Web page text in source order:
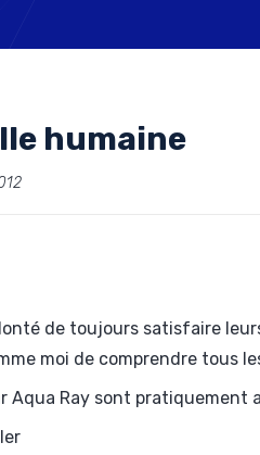
humaine
de toujours satisfaire
moi de comprendre tous
Aqua Ray sont pratiquement